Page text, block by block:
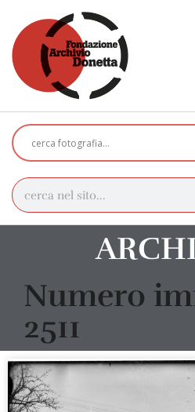
Numero
2511